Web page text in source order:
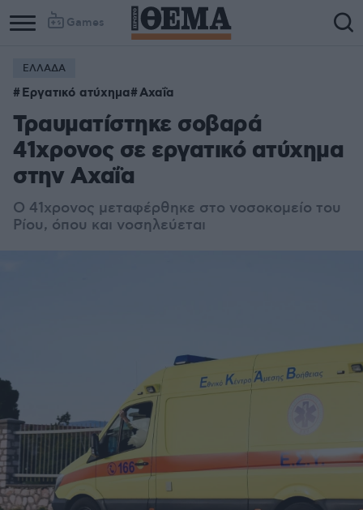
Games
ΕΛΛΑΔΑ
Εργατικό ατύχημα Αχαΐα
Τραυματίστηκε σοβαρά
41χρονος σε εργατικό ατύχημα
στην Αχαΐα
Ο 41χρονος μεταφέρθηκε στο νοσοκομείο του
Ρίου, όπου και νοσηλεύεται